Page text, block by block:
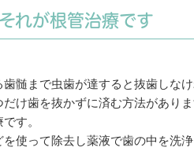
れが根管治療です
髄まで虫歯が達すると抜歯しな
け歯を抜かずに済む方法がありま
す。
使って除去し薬液で歯の中を洗